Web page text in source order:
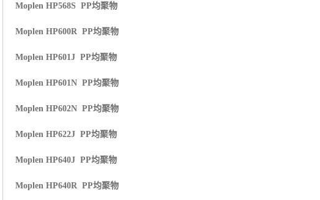
Moplen HP568S PP均聚物
Moplen HP600R PP均聚物
Moplen HP601J PP均聚物
Moplen HP601N PP均聚物
Moplen HP602N PP均聚物
Moplen HP622J PP均聚物
Moplen HP640J PP均聚物
Moplen HP640R PP均聚物